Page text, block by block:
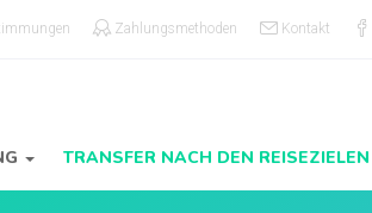
Zahlungsmethoden Kontakt
TRANSFER NACH DEN REISEZIELEN